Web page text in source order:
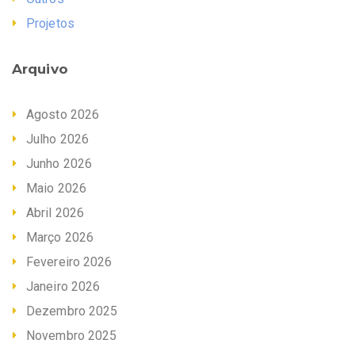
Projetos
Arquivo
Agosto 2026
Julho 2026
Junho 2026
Maio 2026
Abril 2026
Março 2026
Fevereiro 2026
Janeiro 2026
Dezembro 2025
Novembro 2025